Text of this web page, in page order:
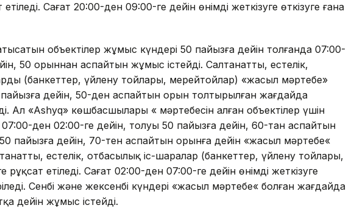
Сағат 20:00-ден 09:00-ге дейін өнімді жеткізуге өткізуге ғана
объектілер жұмыс күндері 50 пайызға дейін толғанда 07:00-
50 орыннан аспайтын жұмыс істейді. Салтанатты, естелік,
(банкеттер, үйлену тойлары, мерейтойлар) «жасыл мәртебе»
дейін, 50-ден аспайтын орын толтырылған жағдайда
Ал «Ashyq» көшбасшылары « мәртебесін алған объектілер үшін
ден 02:00-ге дейін, толуы 50 пайызға дейін, 60-тан аспайтын
пайызға дейін, 70-тен аспайтын орынға дейін «жасыл мәртебе«
естелік, отбасылық іс-шаралар (банкеттер, үйлену тойлары,
рұқсат етіледі. Сағат 02:00-ден 07:00-ге дейін өнімді жеткізуге
Сенбі және жексенбі күндері «жасыл мәртебе« болған жағдайда
дейін жұмыс істейді.